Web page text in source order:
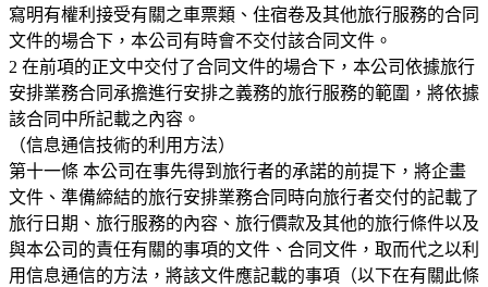
寫明有權利接受有關之車票類、住宿卷及其他旅行服務的合同
文件的場合下，本公司有時會不交付該合同文件。
2 在前項的正文中交付了合同文件的場合下，本公司依據旅行
安排業務合同承擔進行安排之義務的旅行服務的範圍，將依據
該合同中所記載之內容。
（信息通信技術的利用方法）
第十一條 本公司在事先得到旅行者的承諾的前提下，將企畫
文件、準備締結的旅行安排業務合同時向旅行者交付的記載了
旅行日期、旅行服務的內容、旅行價款及其他的旅行條件以及
與本公司的責任有關的事項的文件、合同文件，取而代之以利
用信息通信的方法，將該文件應記載的事項（以下在有關此條